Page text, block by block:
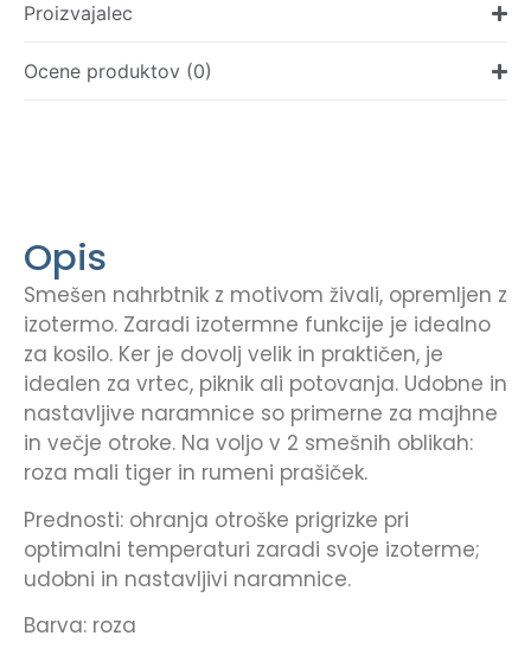
Proizvajalec
Ocene produktov (0)
Opis
Smešen nahrbtnik z motivom živali, opremljen z
izotermo. Zaradi izotermne funkcije je idealno
za kosilo. Ker je dovolj velik in praktičen, je
idealen za vrtec, piknik ali potovanja. Udobne in
nastavljive naramnice so primerne za majhne
in večje otroke. Na voljo v 2 smešnih oblikah:
roza mali tiger in rumeni prašiček.
Prednosti: ohranja otroške prigrizke pri
optimalni temperaturi zaradi svoje izoterme;
udobni in nastavljivi naramnice.
Barva: roza